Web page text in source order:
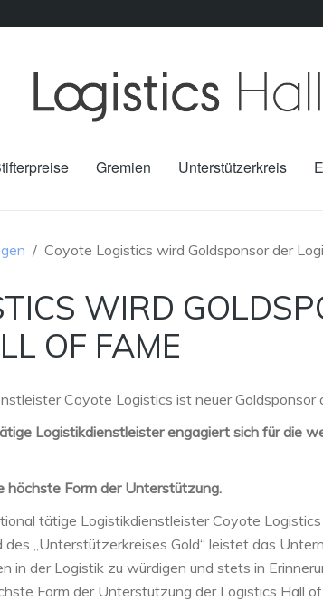
Gremien Unterstützerkreis
Coyote Logistics wird Goldsponsor der
WIRD
OF FAME
Coyote Logistics ist neuer Goldsponsor
Logistikdienstleister engagiert sich für die
höchste Form der Unterstützung.
tätige Logistikdienstleister Coyote
„Unterstützerkreises Gold“ leistet das
in der Logistik zu würdigen und stets in
Form der Unterstützung der Logistics Hall